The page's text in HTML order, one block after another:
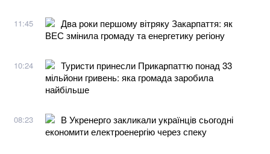
11:45
Два роки першому вітряку Закарпаття: як
ВЕС змінила громаду та енергетику регіону
10:24
Туристи принесли Прикарпаттю понад 33
мільйони гривень: яка громада заробила
найбільше
08:23
В Укренерго закликали українців сьогодні
економити електроенергію через спеку